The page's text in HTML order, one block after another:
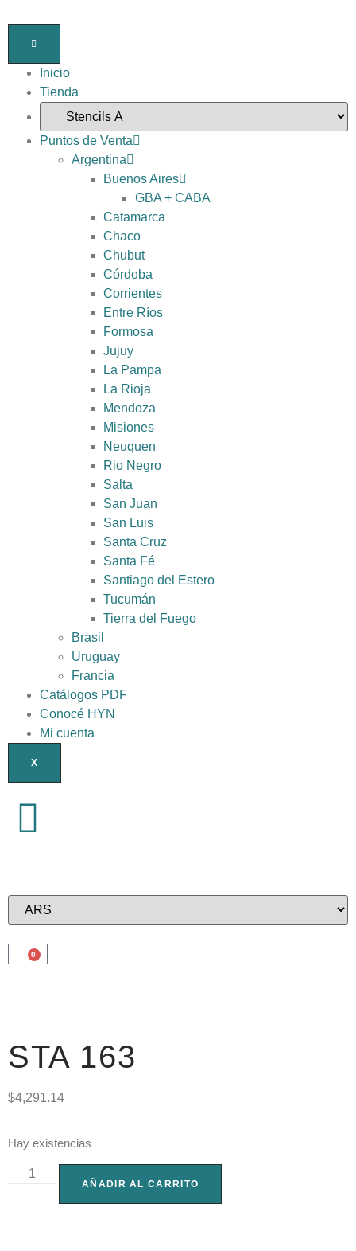
Inicio
Tienda
Puntos de Venta
Argentina
Buenos Aires
GBA + CABA
Catamarca
Chaco
Chubut
Córdoba
Corrientes
Entre Ríos
Formosa
Jujuy
La Pampa
La Rioja
Mendoza
Misiones
Neuquen
Rio Negro
Salta
San Juan
San Luis
Santa Cruz
Santa Fé
Santiago del Estero
Tucumán
Tierra del Fuego
Brasil
Uruguay
Francia
Catálogos PDF
Conocé HYN
Mi cuenta
X
0
STA 163
$4,291.14
Hay existencias
AÑADIR AL CARRITO